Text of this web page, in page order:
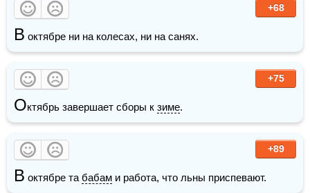
+68
В октябре ни на колесах, ни на санях.
+75
Октябрь завершает сборы к зиме.
+89
В октябре та бабам и работа, что льны приспевают.